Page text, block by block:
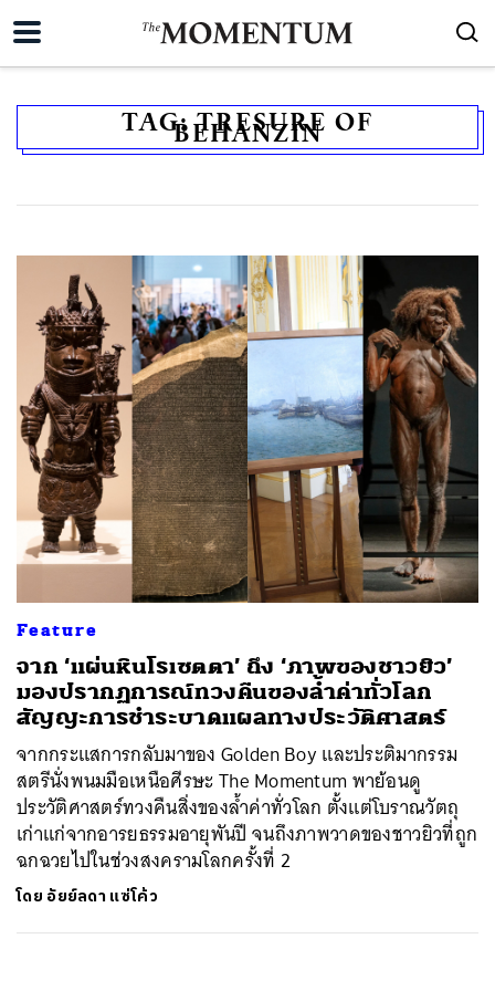
TAG:TRESURE OF
BEHANZIN
Feature
จาก ‘แผ่นหินโรเซตตา’ ถึง ‘ภาพของชาวยิว’
มองปรากฏการณ์ทวงคืนของล้ำค่าทั่วโลก
สัญญะการชำระบาดแผลทางประวัติศาสตร์
จากกระแสการกลับมาของ Golden Boy และประติมากรรม
สตรีนั่งพนมมือเหนือศีรษะ The Momentum พาย้อนดู
ประวัติศาสตร์ทวงคืนสิ่งของล้ำค่าทั่วโลก ตั้งแต่โบราณวัตถุ
เก่าแก่จากอารยธรรมอายุพันปี จนถึงภาพวาดของชาวยิวที่ถูก
ฉกฉวยไปในช่วงสงครามโลกครั้งที่ 2
โดย อัยย์ลดา แซ่โค้ว